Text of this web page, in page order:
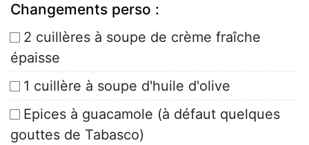
Changements perso :
2 cuillères à soupe de crème fraîche
épaisse
1 cuillère à soupe d'huile d'olive
Epices à guacamole (à défaut quelques
gouttes de Tabasco)